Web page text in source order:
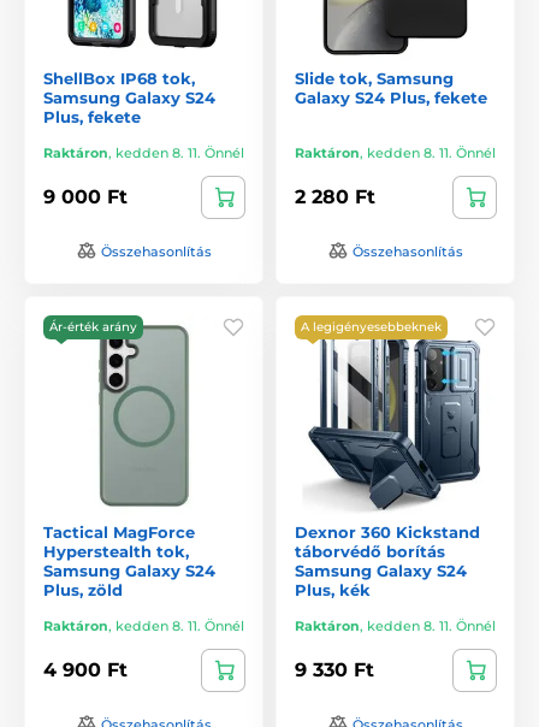
ShellBox IP68 tok,
Samsung Galaxy S24
Plus, fekete
Raktáron, kedden 8. 11. Önnél
9 000 Ft
Összehasonlítás
Slide tok, Samsung
Galaxy S24 Plus, fekete
Raktáron, kedden 8. 11. Önnél
2 280 Ft
Összehasonlítás
Ár-érték arány
Tactical MagForce
Hyperstealth tok,
Samsung Galaxy S24
Plus, zöld
Raktáron, kedden 8. 11. Önnél
4 900 Ft
A legigényesebbeknek
Dexnor 360 Kickstand
táborvédő borítás
Samsung Galaxy S24
Plus, kék
Raktáron, kedden 8. 11. Önnél
9 330 Ft